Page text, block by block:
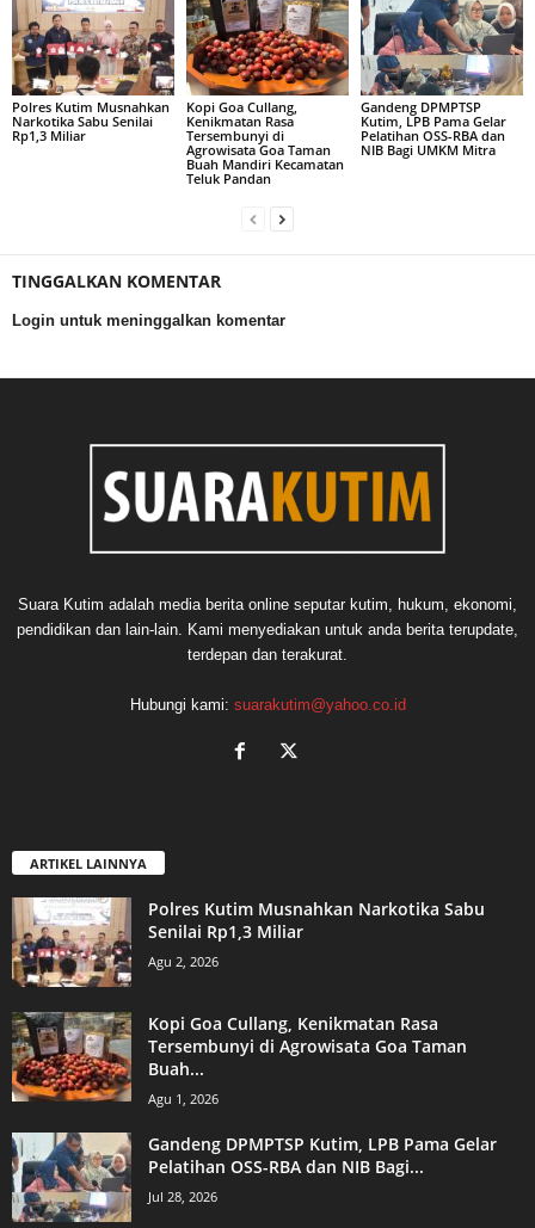
Polres Kutim Musnahkan
Narkotika Sabu Senilai
Rp1,3 Miliar
Kopi Goa Cullang,
Kenikmatan Rasa
Tersembunyi di
Agrowisata Goa Taman
Buah Mandiri Kecamatan
Teluk Pandan
Gandeng DPMPTSP
Kutim, LPB Pama Gelar
Pelatihan OSS-RBA dan
NIB Bagi UMKM Mitra
TINGGALKAN KOMENTAR
Login untuk meninggalkan komentar
Suara Kutim adalah media berita online seputar kutim, hukum, ekonomi,
pendidikan dan lain-lain. Kami menyediakan untuk anda berita terupdate,
terdepan dan terakurat.
Hubungi kami: suarakutim@yahoo.co.id
ARTIKEL LAINNYA
Polres Kutim Musnahkan Narkotika Sabu
Senilai Rp1,3 Miliar
Agu 2, 2026
Kopi Goa Cullang, Kenikmatan Rasa
Tersembunyi di Agrowisata Goa Taman
Buah...
Agu 1, 2026
Gandeng DPMPTSP Kutim, LPB Pama Gelar
Pelatihan OSS-RBA dan NIB Bagi...
Jul 28, 2026